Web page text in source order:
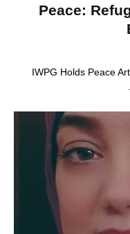
Peace:
- IWPG Holds Peace